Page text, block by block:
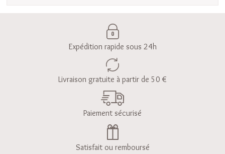
Expédition rapide sous 24h
Livraison gratuite à partir de 50 €
Paiement sécurisé
Satisfait ou remboursé